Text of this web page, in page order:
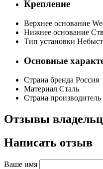
Крепление
Верхнее основание
Нижнее основание
Тип установки
Основные
Страна бренда Россия
Материал Сталь
Страна производитель
Отзывы
Написать отзыв
Ваше имя